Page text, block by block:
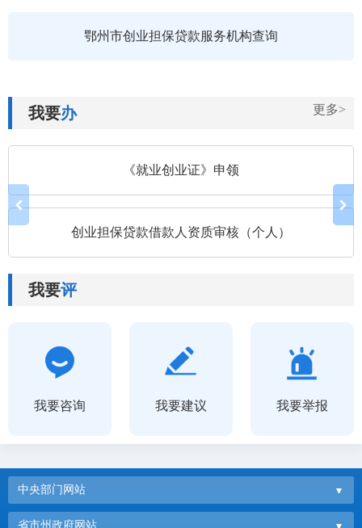
鄂州市创业担保贷款服务机构查询
我要办 更多>
《就业创业证》申领
创业担保贷款借款人资质审核（个人）
我要评
我要咨询 我要建议 我要举报
中央部门网站
省市州政府网站